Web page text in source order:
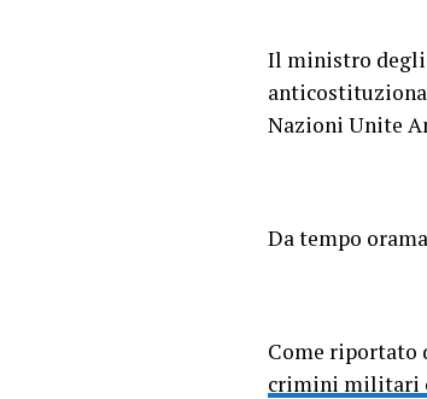
Il ministro degli
Nazioni Unite
Da tempo
Come riportato
crimini militari